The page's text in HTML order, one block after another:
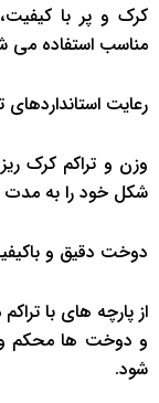
کرک و پر با
مناسب استفاده می
رعایت استانداردهای
وزن و تراکم کرک
شکل خود را به مدت
دوخت دقیق و
از پارچه های با
و دوخت ها محکم و
شود.